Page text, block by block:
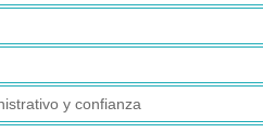
y confianza